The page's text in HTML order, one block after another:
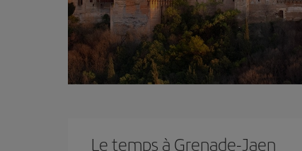
Le temps à Grenade-Jaen